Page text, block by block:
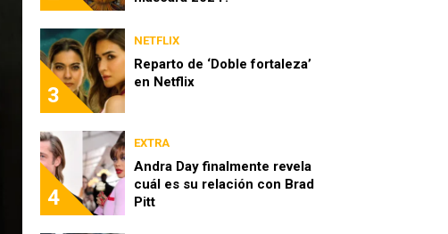
3
NETFLIX
Reparto de ‘Doble fortaleza’
en Netflix
4
EXTRA
Andra Day finalmente revela
cuál es su relación con Brad
Pitt